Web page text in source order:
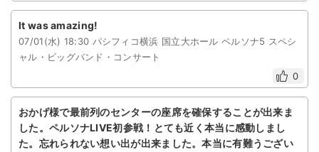
It was amazing!
07/01(水) 18:30 パシフィコ横浜 国立大ホール ペルソナ5 スペシ
ャル・ビッグバンド・コンサート
0
おかげ様で最前列のセンターの座席を確保することが出来ま
した。ペルソナLIVE初参戦！とても近く本当に感動しまし
た。忘れられない想い出が出来ました。本当に有難うござい